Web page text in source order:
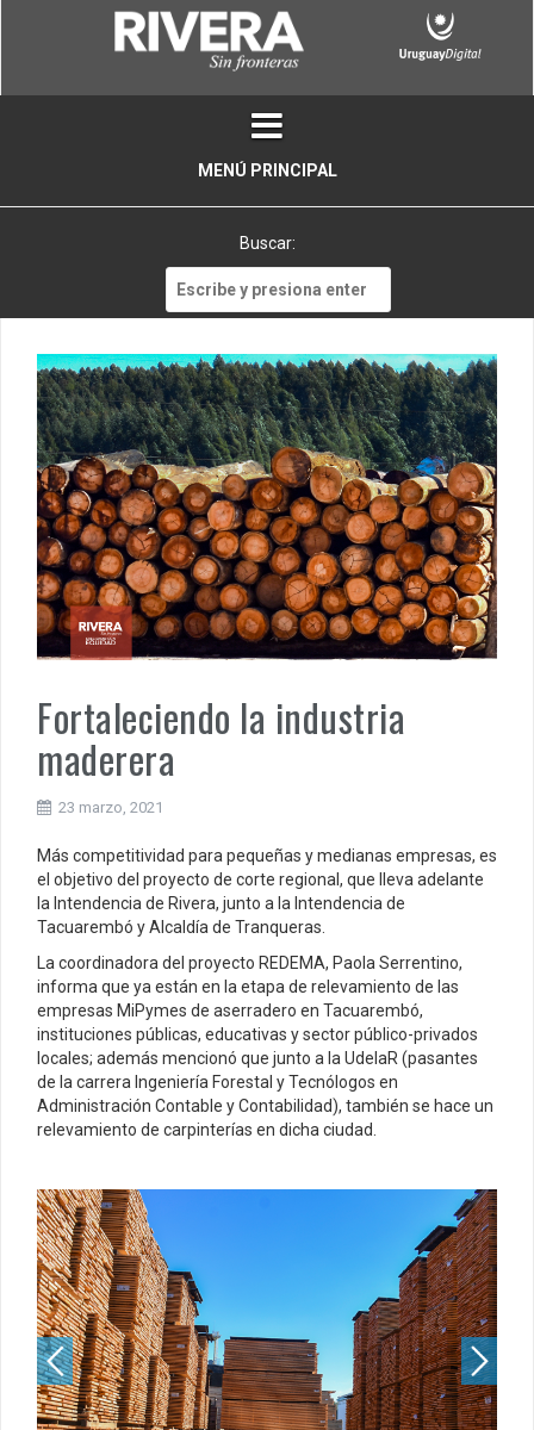
MENÚ PRINCIPAL
Buscar:
Fortaleciendo la industria
maderera
23 marzo, 2021
Más competitividad para pequeñas y medianas empresas, es
el objetivo del proyecto de corte regional, que lleva adelante
la Intendencia de Rivera, junto a la Intendencia de
Tacuarembó y Alcaldía de Tranqueras.
La coordinadora del proyecto REDEMA, Paola Serrentino,
informa que ya están en la etapa de relevamiento de las
empresas MiPymes de aserradero en Tacuarembó,
instituciones públicas, educativas y sector público-privados
locales; además mencionó que junto a la UdelaR (pasantes
de la carrera Ingeniería Forestal y Tecnólogos en
Administración Contable y Contabilidad), también se hace un
relevamiento de carpinterías en dicha ciudad.